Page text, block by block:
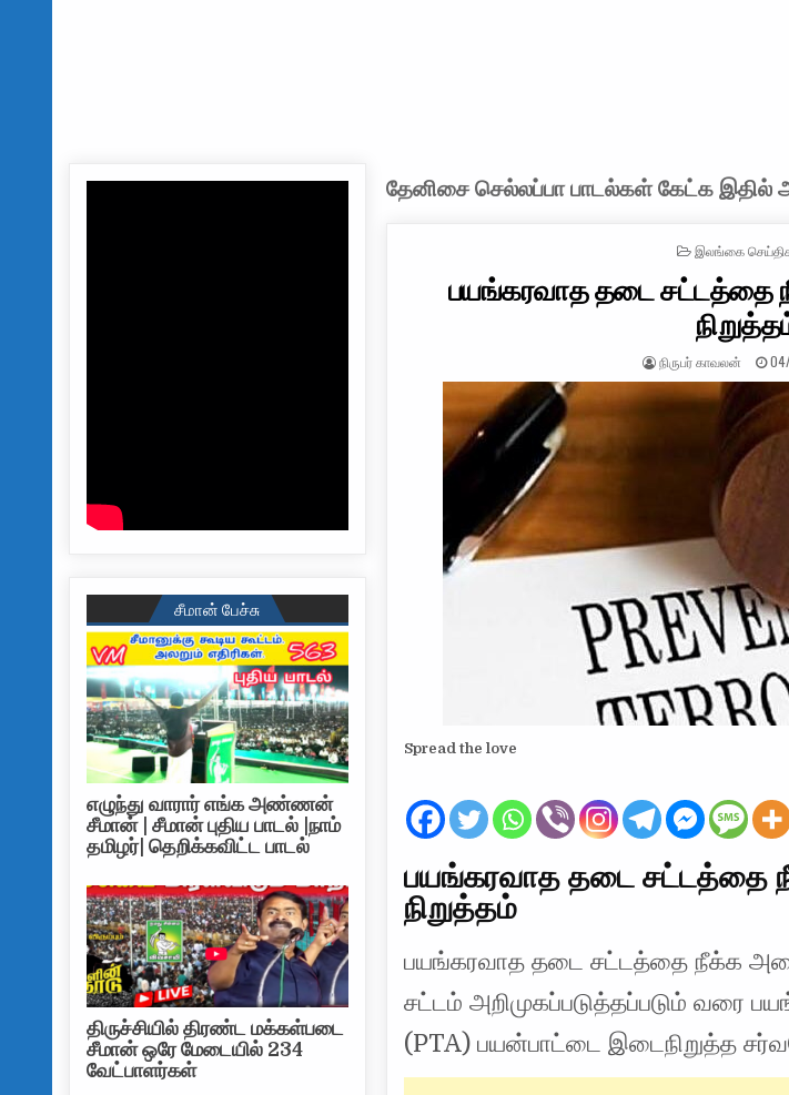
தேனிசை செல்லப்பா பாடல்கள் கேட்க இதில்
POSTED IN
இலங்கை
பயங்கரவாத தடை சட்டத்தை
AUTHOR:
நிருபர் காவலன்
Spread the love
பயங்கரவாத தடை சட்டத்தை
நிறுத்தம்
பயங்கரவாத தடை சட்டத்தை நீக்க
சட்டம் அறிமுகப்படுத்தப்படும் வரை
(PTA) பயன்பாட்டை இடைநிறுத்த
சீமான் பேச்சு
எழுந்து வாரார் எங்க அண்ணன்
சீமான் | சீமான் புதிய பாடல் |நாம்
தமிழர்| தெறிக்கவிட்ட பாடல்
திருச்சியில் திரண்ட மக்கள்படை
சீமான் ஒரே மேடையில் 234
வேட்பாளர்கள்